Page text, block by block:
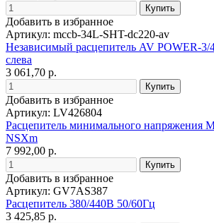
Добавить в избранное
Артикул: mccb-34L-SHT-dc220-av
Независимый расцепитель AV POWER-
слева
3 061,70 р.
Добавить в избранное
Артикул: LV426804
Расцепитель минимального напряжения
NSXm
7 992,00 р.
Добавить в избранное
Артикул: GV7AS387
Расцепитель 380/440В 50/60Гц
3 425,85 р.